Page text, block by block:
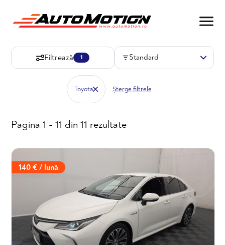
Filtrează 1
Toyota Șterge filtrele
Pagina 1 - 11 din 11 rezultate
140 € / lună